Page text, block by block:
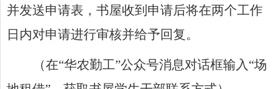
并发送申请表，书屋收到申请后将在两个工作
日内对申请进行审核并给予回复。
（在“华农勤工”公众号消息对话框输入“场